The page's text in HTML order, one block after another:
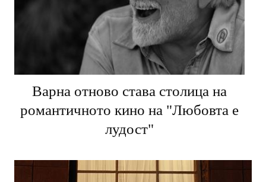
Варна отново става столица на
романтичното кино на "Любовта е
лудост"